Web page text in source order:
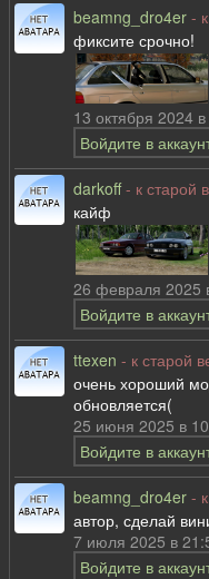
beamng_dro4er -
фиксите срочно!
13 октября 2024
Войдите в
darkoff- к старой
кайф
26 февраля
Войдите в
ttexen - к старой
очень хороший
обновляется(
25 июня 2025 в
Войдите в
beamng_dro4er -
автор, сделай
7 июля 2025 в
Войдите в